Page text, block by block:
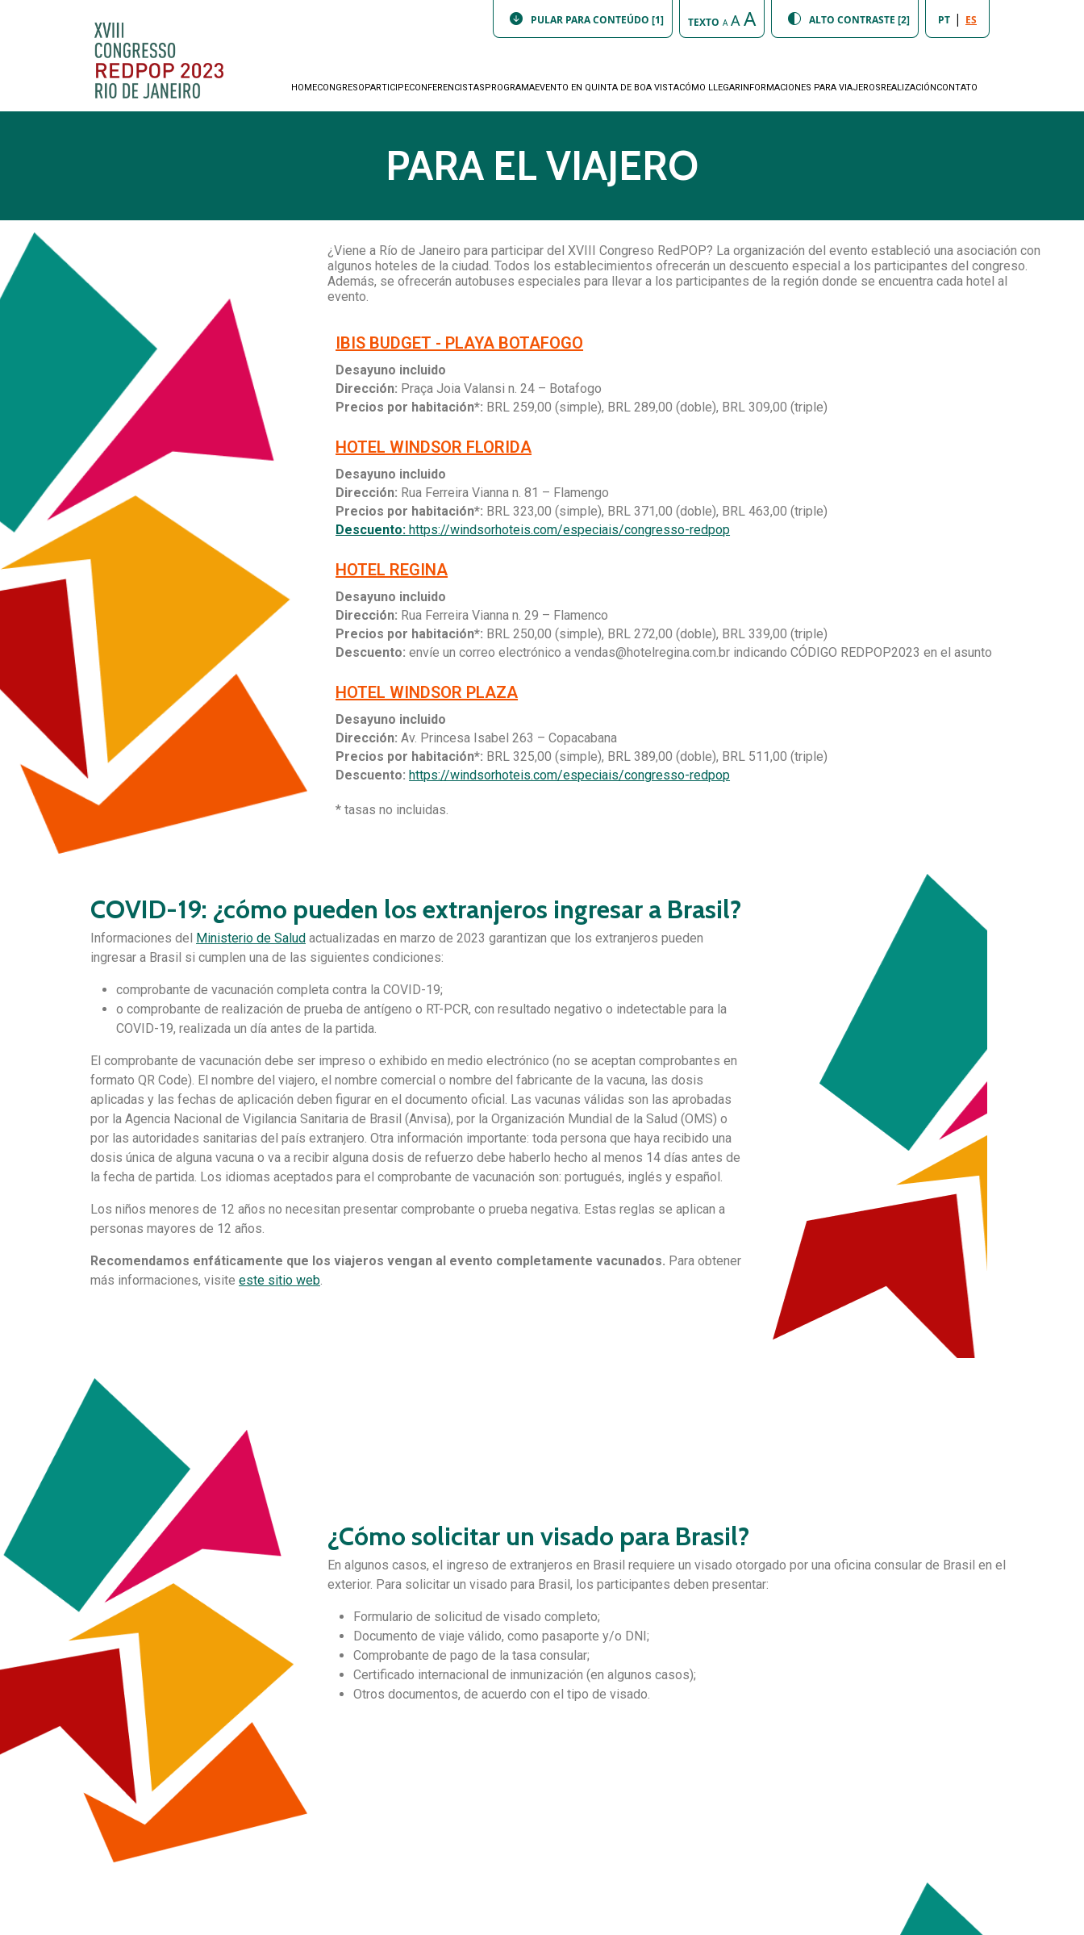
PULAR PARA CONTEÚDO [1] TEXTO A AA ALTO CONTRASTE [2] PT | ES
HOMECONGRESO PARTICIPECONFERENCISTAS PROGRAMAEVENTO EN QUINTA DE BOA VISTACÓMO LLEGAR INFORMACIONES PARA VIAJEROS REALIZACIÓN CONTATO
PARA EL VIAJERO
¿Viene a Río de Janeiro para participar del XVIII Congreso RedPOP? La organización del evento estableció una asociación con
algunos hoteles de la ciudad. Todos los establecimientos ofrecerán un descuento especial a los participantes del congreso.
Además, se ofrecerán autobuses especiales para llevar a los participantes de la región donde se encuentra cada hotel al
evento.
IBIS BUDGET - PLAYA BOTAFOGO
Desayuno incluido
Dirección: Praça Joia Valansi n. 24 – Botafogo
Precios por habitación*: BRL 259,00 (simple), BRL 289,00 (doble), BRL 309,00 (triple)
HOTEL WINDSOR FLORIDA
Desayuno incluido
Dirección: Rua Ferreira Vianna n. 81 – Flamengo
Precios por habitación*: BRL 323,00 (simple), BRL 371,00 (doble), BRL 463,00 (triple)
Descuento:https://windsorhoteis.com/especiais/congresso-redpop
HOTEL REGINA
Desayuno incluido
Dirección: Rua Ferreira Vianna n. 29 – Flamenco
Precios por habitación*: BRL 250,00 (simple), BRL 272,00 (doble), BRL 339,00 (triple)
Descuento:envíe un correo electrónico a vendas@hotelregina.com.br indicando CÓDIGO REDPOP2023 en el asunto
HOTEL WINDSOR PLAZA
Desayuno incluido
Dirección:Av. Princesa Isabel 263 – Copacabana
Precios por habitación*: BRL 325,00 (simple), BRL 389,00 (doble), BRL 511,00 (triple)
Descuento:https://windsorhoteis.com/especiais/congresso-redpop
* tasas no incluidas.
COVID-19: ¿cómo pueden los extranjeros ingresar a Brasil?
Informaciones del Ministerio de Salud actualizadas en marzo de 2023 garantizan que los extranjeros pueden
ingresar a Brasil si cumplen una de las siguientes condiciones:
comprobante de vacunación completa contra la COVID-19;
o comprobante de realización de prueba de antígeno o RT-PCR, con resultado negativo o indetectable para la
COVID-19, realizada un día antes de la partida.
El comprobante de vacunación debe ser impreso o exhibido en medio electrónico (no se aceptan comprobantes en
formato QR Code). El nombre del viajero, el nombre comercial o nombre del fabricante de la vacuna, las dosis
aplicadas y las fechas de aplicación deben figurar en el documento oficial. Las vacunas válidas son las aprobadas
por la Agencia Nacional de Vigilancia Sanitaria de Brasil (Anvisa), por la Organización Mundial de la Salud (OMS) o
por las autoridades sanitarias del país extranjero. Otra información importante: toda persona que haya recibido una
dosis única de alguna vacuna o va a recibir alguna dosis de refuerzo debe haberlo hecho al menos 14 días antes de
la fecha de partida. Los idiomas aceptados para el comprobante de vacunación son: portugués, inglés y español.
Los niños menores de 12 años no necesitan presentar comprobante o prueba negativa. Estas reglas se aplican a
personas mayores de 12 años.
Recomendamos enfáticamente que los viajeros vengan al evento completamente vacunados. Para obtener
más informaciones, visite este sitio web.
¿Cómo solicitar un visado para Brasil?
En algunos casos, el ingreso de extranjeros en Brasil requiere un visado otorgado por una oficina consular de Brasil en el
exterior. Para solicitar un visado para Brasil, los participantes deben presentar:
Formulario de solicitud de visado completo;
Documento de viaje válido, como pasaporte y/o DNI;
Comprobante de pago de la tasa consular;
Certificado internacional de inmunización (en algunos casos);
Otros documentos, de acuerdo con el tipo de visado.